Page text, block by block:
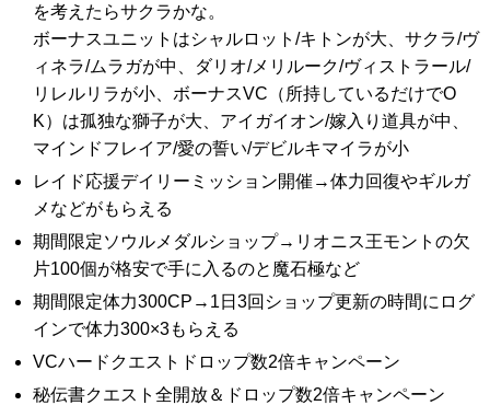
を考えたらサクラかな。
ボーナスユニットはシャルロット/キトンが大、サクラ/ヴ
ィネラ/ムラガが中、ダリオ/メリルーク/ヴィストラール/
リレルリラが小、ボーナスVC（所持しているだけでO
K）は孤独な獅子が大、アイガイオン/嫁入り道具が中、
マインドフレイア/愛の誓い/デビルキマイラが小
レイド応援デイリーミッション開催→体力回復やギルガ
メなどがもらえる
期間限定ソウルメダルショップ→リオニス王モントの欠
片100個が格安で手に入るのと魔石極など
期間限定体力300CP→1日3回ショップ更新の時間にログ
インで体力300×3もらえる
VCハードクエストドロップ数2倍キャンペーン
秘伝書クエスト全開放＆ドロップ数2倍キャンペーン